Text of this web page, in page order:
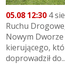
05.08 12:30 4
Ruchu
Nowym
kierującego,
doprowadził do...